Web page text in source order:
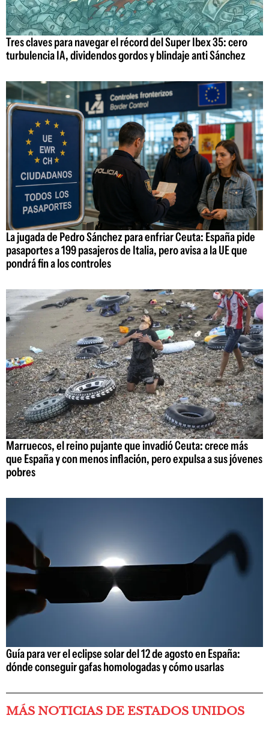
Tres claves para navegar el récord del Super Ibex 35: cero
turbulencia IA, dividendos gordos y blindaje anti Sánchez
La jugada de Pedro Sánchez para enfriar Ceuta: España pide
pasaportes a 199 pasajeros de Italia, pero avisa a la UE que
pondrá fin a los controles
Marruecos, el reino pujante que invadió Ceuta: crece más
que España y con menos inflación, pero expulsa a sus jóvenes
pobres
Guía para ver el eclipse solar del 12 de agosto en España:
dónde conseguir gafas homologadas y cómo usarlas
MÁS NOTICIAS DE ESTADOS UNIDOS